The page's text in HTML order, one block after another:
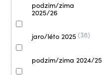
podzim/zima
2025/26
jaro/léto 2025 38
podzim/zima 2024/25